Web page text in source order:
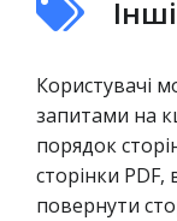
Користувачі
запитами на
порядок
сторінки PDF,
повернути